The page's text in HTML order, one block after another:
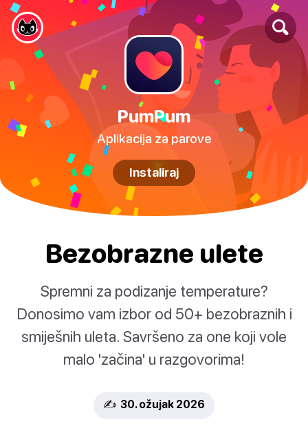
PumPum
Aplikacija za parove
Instaliraj
Bezobrazne ulete
Spremni za podizanje temperature?
Donosimo vam izbor od 50+ bezobraznih i
smiješnih uleta. Savršeno za one koji vole
malo 'začina' u razgovorima!
✍️ 30. ožujak 2026